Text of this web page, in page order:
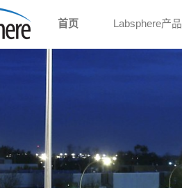
首页 Labsphere产品